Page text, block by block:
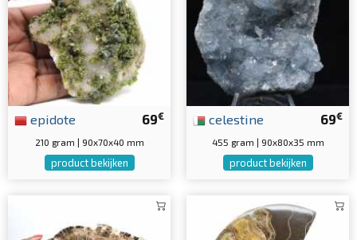
69€
epidote
210 gram | 90x70x40 mm
product bekijken
69€
celestine
455 gram | 90x80x35 mm
product bekijken